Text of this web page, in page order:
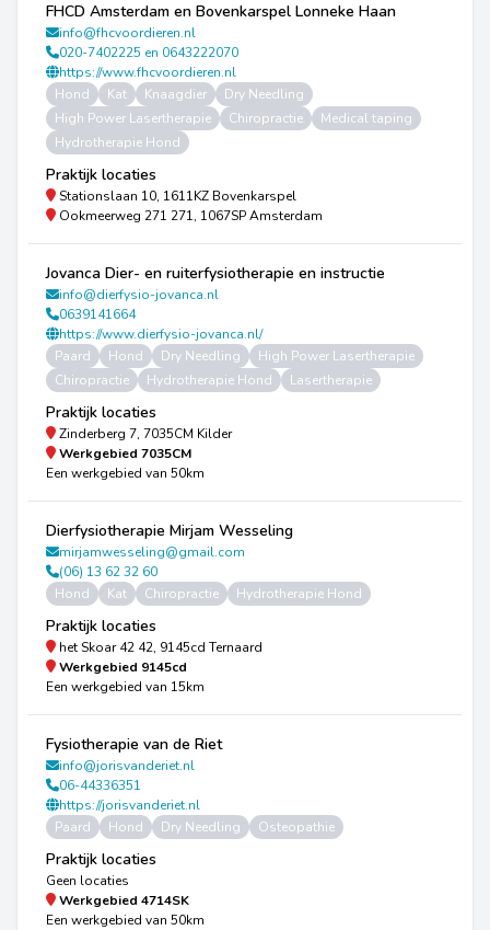
FHCD Amsterdam en Bovenkarspel Lonneke Haan
info@fhcvoordieren.nl
020-7402225 en 0643222070
https://www.fhcvoordieren.nl
Hond
Kat Knaagdier
Dry Needling
High Power Lasertherapie
Chiropractie
Medical taping
Hydrotherapie Hond
Praktijk locaties
Stationslaan 10, 1611KZ Bovenkarspel
Ookmeerweg 271 271, 1067SP Amsterdam
Jovanca Dier- en ruiterfysiotherapie en instructie
info@dierfysio-jovanca.nl
0639141664
https://www.dierfysio-jovanca.nl/
Paard
Hond Dry Needling
High Power Lasertherapie
Chiropractie
Hydrotherapie Hond Lasertherapie
Praktijk locaties
Zinderberg 7, 7035CM Kilder
Werkgebied 7035CM
Een werkgebied van 50km
Dierfysiotherapie Mirjam Wesseling
mirjamwesseling@gmail.com
(06) 13 62 32 60
Hond
Kat Chiropractie Hydrotherapie Hond
Praktijk locaties
het Skoar 42 42, 9145cd Ternaard
Werkgebied 9145cd
Een werkgebied van 15km
Fysiotherapie van de Riet
info@jorisvanderiet.nl
06-44336351
https://jorisvanderiet.nl
Paard
Hond Dry Needling Osteopathie
Praktijk locaties
Geen locaties
Werkgebied 4714SK
Een werkgebied van 50km